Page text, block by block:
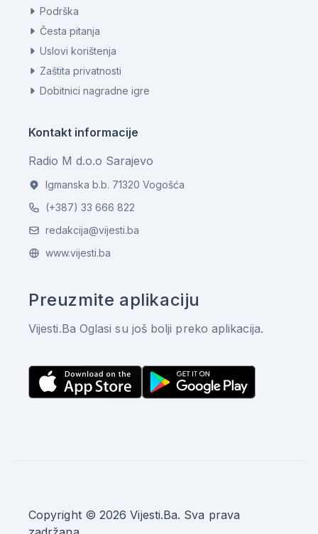
Podrška
Česta pitanja
Uslovi korištenja
Zaštita privatnosti
Dobitnici nagradne igre
Kontakt informacije
Radio M d.o.o Sarajevo
Igmanska b.b. 71320 Vogošća
(+387) 33 666 822
redakcija@vijesti.ba
www.vijesti.ba
Preuzmite aplikaciju
Vijesti.Ba Oglasi su još bolji preko aplikacija.
Copyright © 2026 Vijesti.Ba. Sva prava